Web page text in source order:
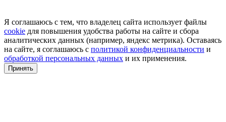
Я соглашаюсь с тем, что владелец сайта использует файлы
cookie для повышения удобства работы на сайте и сбора
аналитических данных (например, яндекс метрика). Оставаясь
на сайте, я соглашаюсь с политикой конфиденциальности и
обработкой персональных данных и их применения.
Принять